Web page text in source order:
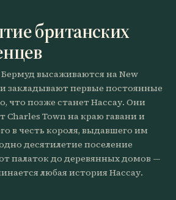
британских
высаживаются на New
закладывают первые постоянные
что позже станет Нассау. Они
Charles Town на краю гавани и
в честь короля, выдавшего им
десятилетие поселение
палаток до деревянных домов —
любая история Нассау.